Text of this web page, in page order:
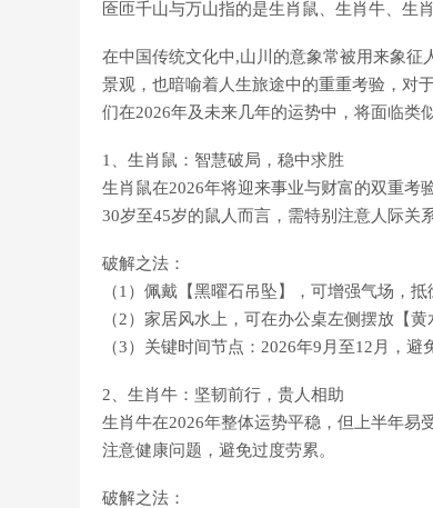
匼匝千山与万山指的是生肖鼠、生肖牛、生
在中国传统文化中,山川的意象常被用来象征
景观，也暗喻着人生旅途中的重重考验，对
们在2026年及未来几年的运势中，将面临类
1、生肖鼠：智慧破局，稳中求胜
生肖鼠在2026年将迎来事业与财富的双重考
30岁至45岁的鼠人而言，需特别注意人际关
破解之法：
（1）佩戴【黑曜石吊坠】，可增强气场，抵
（2）家居风水上，可在办公桌左侧摆放【黄
（3）关键时间节点：2026年9月至12月，避
2、生肖牛：坚韧前行，贵人相助
生肖牛在2026年整体运势平稳，但上半年易
注意健康问题，避免过度劳累。
破解之法：